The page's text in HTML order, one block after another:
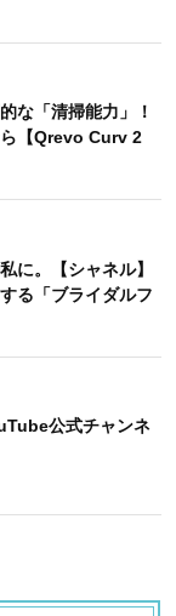
な「清掃能力」！
【Qrevo Curv 2
に。【シャネル】
る「ブライダルフ
公式チャンネ